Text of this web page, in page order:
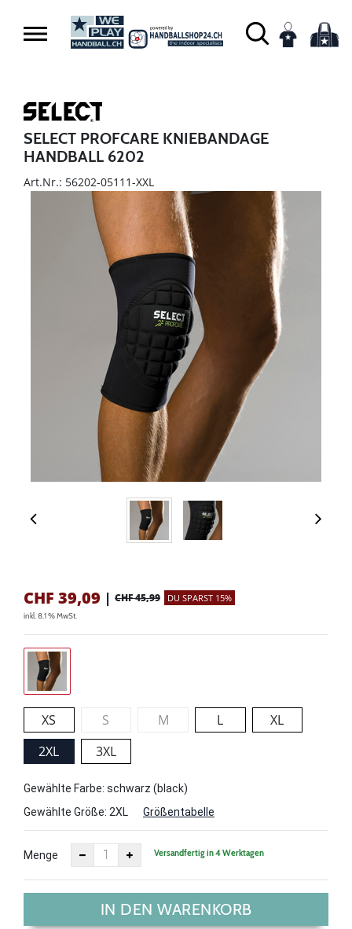
SELECT PROFCARE KNIEBANDAGE
HANDBALL 6202
Art.Nr.: 56202-05111-XXL
CHF 39,09 | CHF 45,99 DU SPARST 15%
inkl. 8.1 % MwSt.
XS S M L
XL
2XL
3XL
Gewählte Farbe: schwarz (black)
Gewählte Größe: 2XL Größentabelle
Menge Versandfertig in 4 Werktagen
IN DEN WARENKORB